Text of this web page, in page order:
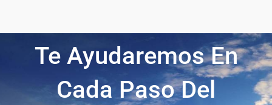
Te Ayudaremos En
Cada Paso Del